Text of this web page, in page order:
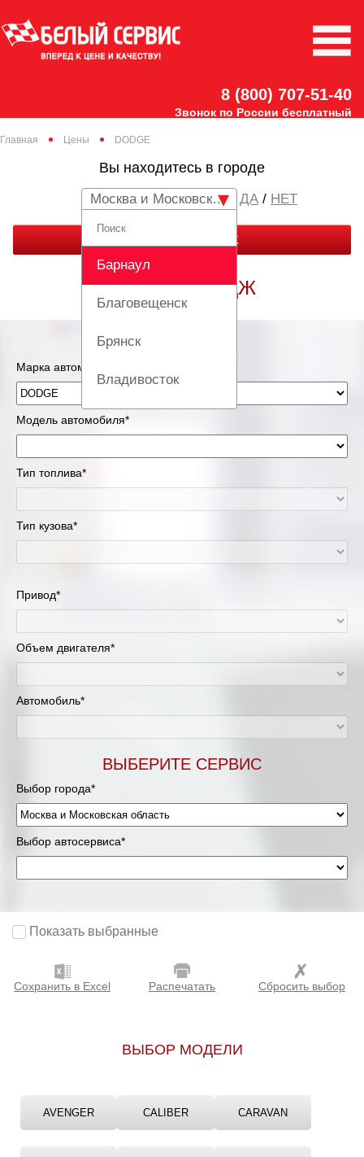
8 (800) 707-51-40
Звонок по России бесплатный
Главная Цены DODGE
Вы находитесь в городе
Москва и Московская область
Барнаул
Благовещенск
Брянск
Владивосток
Вологда
Екатеринбург
Красноярск
Липецк
Москва и Московская область
Мурманск
Нижневартовск
Нижний Новгород
Новосибирск
Оренбург
Ростов-на-Дону
/ НЕТ
ЗАКАЗАТЬ ЗВОНОК
РЕМОНТ ДОДЖ
Марка автомобиля*
Модель автомобиля*
Тип топлива*
Тип кузова*
Привод*
Объем двигателя*
Автомобиль*
ВЫБЕРИТЕ СЕРВИС
Выбор города*
Выбор автосервиса*
Показать выбранные
Сохранить в Excel Распечатать Сбросить выбор
ВЫБОР МОДЕЛИ
AVENGER CALIBER CARAVAN